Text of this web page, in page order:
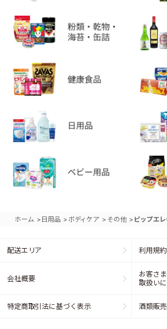
ホーム > 日用品 > ボディケア > その他 > ピップエ
配送エリア 利用規約
会社概要
お客さ
取扱い
特定商取引法に基づく表示 酒類販